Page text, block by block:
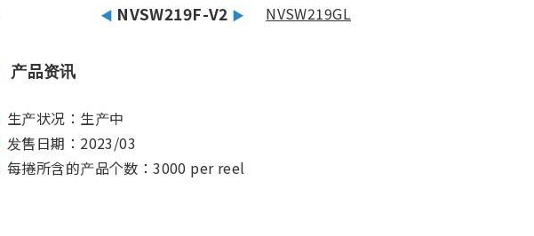
NVSW219F-V2 NVSW219GL
产品资讯
生产状况：生产中
发售日期：2023/03
每捲所含的产品个数：3000 per reel